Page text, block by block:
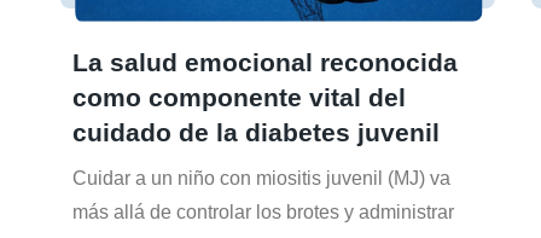
La salud emocional reconocida
como componente vital del
cuidado de la diabetes juvenil
Cuidar a un niño con miositis juvenil (MJ) va
más allá de controlar los brotes y administrar